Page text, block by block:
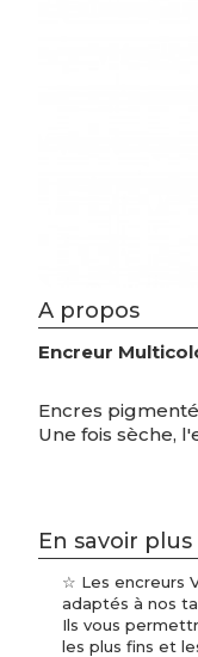
A propos
Encreur
Encres
Une fois sèche,
En savoir plus
☆ Les encreurs
adaptés à nos
Ils vous
les plus fins et